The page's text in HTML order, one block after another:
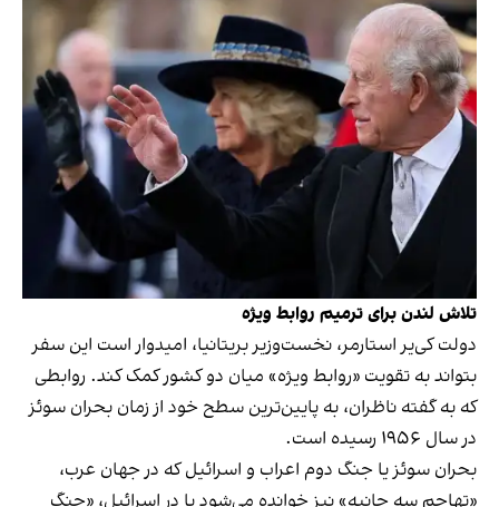
تلاش لندن برای ترمیم روابط ویژه
دولت کی‌یر استارمر، نخست‌وزیر بریتانیا، امیدوار است این سفر
بتواند به تقویت «روابط ویژه» میان دو کشور کمک کند. روابطی
که به گفته ناظران، به پایین‌ترین سطح خود از زمان بحران سوئز
در سال ۱۹۵۶ رسیده است.
بحران سوئز یا جنگ دوم اعراب و اسرائیل که در جهان عرب،
«تهاجم سه جانبه» نیز خوانده می‌شود یا در اسرائیل، «جنگ